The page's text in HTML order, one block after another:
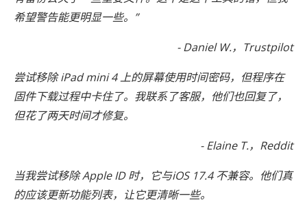
希望警告能更明显一些。”
- Daniel W.，Trustpilot
尝试移除 iPad mini 4 上的屏幕使用时间密码，但程序在
固件下载过程中卡住了。我联系了客服，他们也回复了，
但花了两天时间才修复。
- Elaine T.，Reddit
当我尝试移除 Apple ID 时，它与iOS 17.4 不兼容。他们真
的应该更新功能列表，让它更清晰一些。